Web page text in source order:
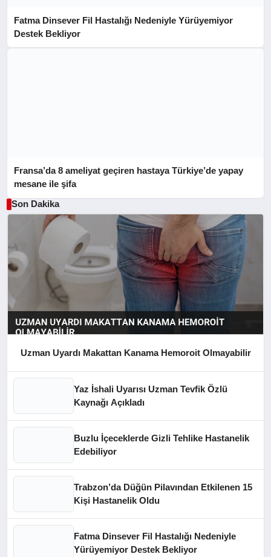
Fatma Dinsever Fil Hastalığı Nedeniyle Yürüyemiyor
Destek Bekliyor
Fransa’da 8 ameliyat geçiren hastaya Türkiye’de yapay
mesane ile şifa
Son Dakika
Uzman Uyardı Makattan Kanama Hemoroit Olmayabilir
Yaz İshali Uyarısı Uzman Tevfik Özlü
Kaynağı Açıkladı
Buzlu İçeceklerde Gizli Tehlike Hastanelik
Edebiliyor
Trabzon’da Düğün Pilavından Etkilenen 15
Kişi Hastanelik Oldu
Fatma Dinsever Fil Hastalığı Nedeniyle
Yürüyemiyor Destek Bekliyor